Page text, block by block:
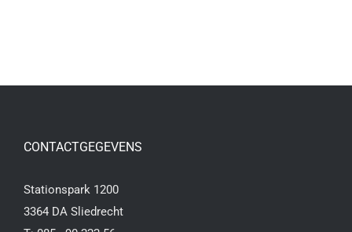
CONTACTGEGEVENS
Stationspark 1200
3364 DA Sliedrecht